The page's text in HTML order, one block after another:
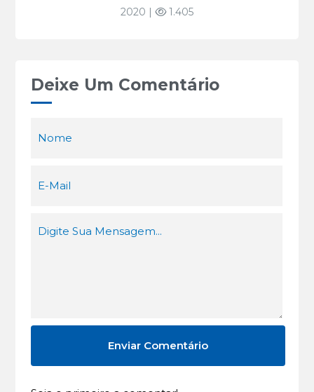
2020 |
1.405
Deixe Um Comentário